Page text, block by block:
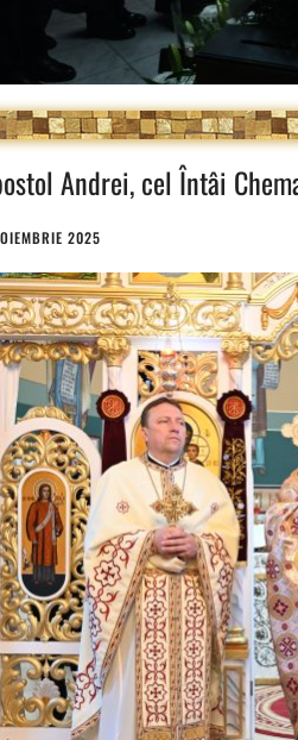
Andrei, cel Întâi
2025